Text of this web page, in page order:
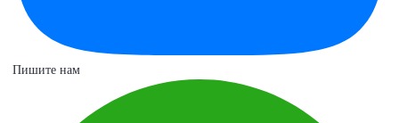
Пишите нам